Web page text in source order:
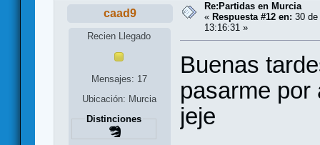
caad9
Recien Llegado
Mensajes: 17
Ubicación: Murcia
Distinciones
Re:Partidas en Murcia
« Respuesta #12 en: 30
13:16:31 »
Buenas
pasarme por
jeje